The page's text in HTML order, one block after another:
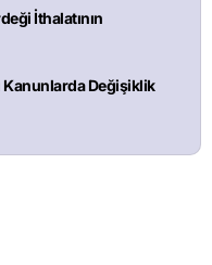
İthalatının
Kanunlarda Değişiklik